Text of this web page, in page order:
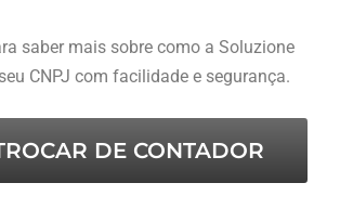
saber mais sobre como a Soluzione
CNPJ com facilidade e segurança.
DE CONTADOR